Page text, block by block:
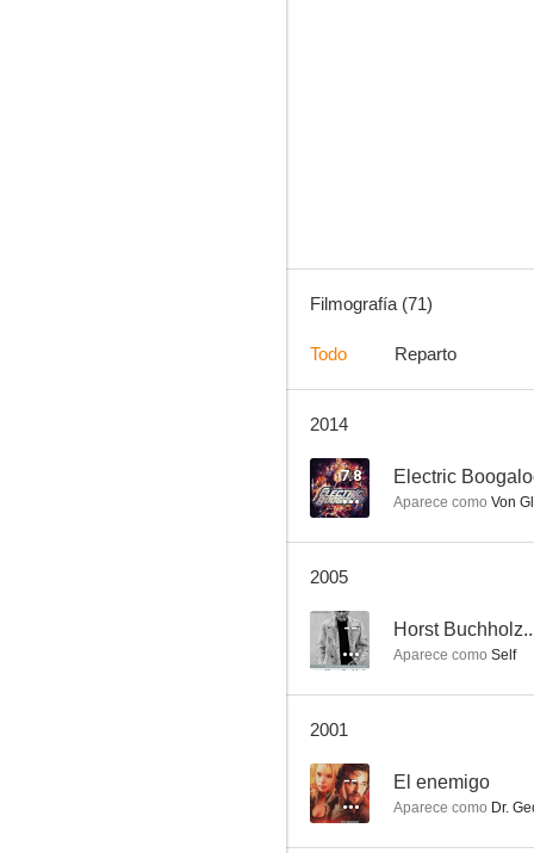
Los ángeles de Charlie
6.8
Filmografía (71)
Todo Reparto
2014
7.8 Electric
Aparece como Von
2005
-- Horst
Aparece como Self
2001
-- El enemigo
Aparece como Dr.